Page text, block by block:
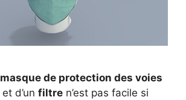
masque de protection des voies
et d’un filtre n’est pas facile si